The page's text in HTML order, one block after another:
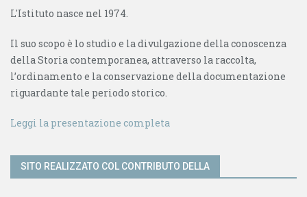
L'Istituto nasce nel 1974.
Il suo scopo è lo studio e la divulgazione della conoscenza
della Storia contemporanea, attraverso la raccolta,
l’ordinamento e la conservazione della documentazione
riguardante tale periodo storico.
Leggi la presentazione completa
SITO REALIZZATO COL CONTRIBUTO DELLA